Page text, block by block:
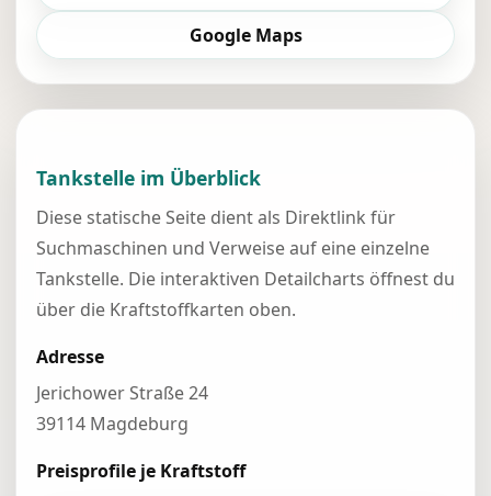
Google Maps
Tankstelle im Überblick
Diese statische Seite dient als Direktlink für
Suchmaschinen und Verweise auf eine einzelne
Tankstelle. Die interaktiven Detailcharts öffnest du
über die Kraftstoffkarten oben.
Adresse
Jerichower Straße 24
39114 Magdeburg
Preisprofile je Kraftstoff